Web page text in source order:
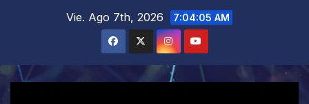
Vie. Ago 7th, 2026 7:04:06 AM